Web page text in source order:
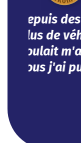
mes
Tout se